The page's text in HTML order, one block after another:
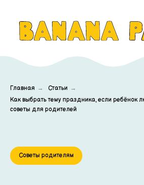
Главная → Статьи →
Как выбрать тему праздника, если ребёнок
советы для родителей
Советы родителям